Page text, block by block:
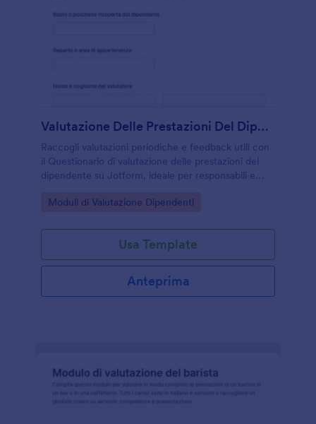
Valutazione Delle Prestazioni Del Dipendente Questionario
Raccogli valutazioni periodiche e feedback utili con
il Questionario di valutazione delle prestazioni del
dipendente su Jotform, ideale per responsabili e
raccolta dati e gli invii del modulo.
Go to Category:
Moduli di Valutazione Dipendenti
Usa Template
Anteprima